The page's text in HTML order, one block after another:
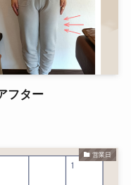
フター
営業日